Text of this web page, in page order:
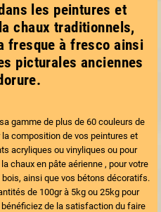
les peintures et
chaux traditionnels,
fresque à fresco ainsi
picturales anciennes
gamme de plus de 60 couleurs de
composition de vos peintures et
acryliques ou vinyliques ou pour
chaux en pâteaérienne , pour votre
ainsi que vos bétons décoratifs.
de 100gr à 5kg ou 25kg pour
de la satisfaction du faire